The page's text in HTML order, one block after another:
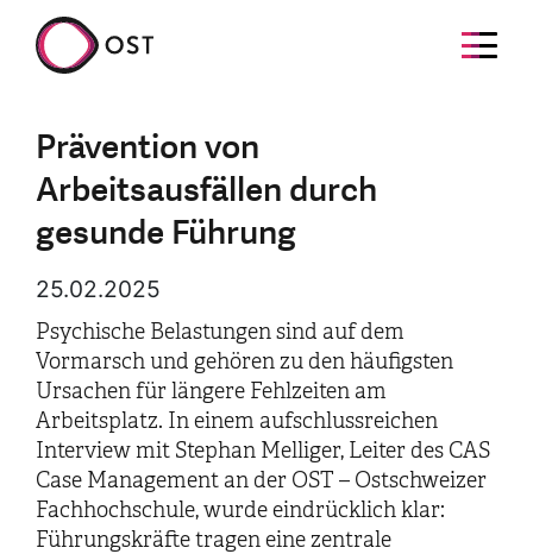
Prävention von
Arbeitsausfällen durch
gesunde Führung
25.02.2025
Psychische Belastungen sind auf dem
Vormarsch und gehören zu den häufigsten
Ursachen für längere Fehlzeiten am
Arbeitsplatz. In einem aufschlussreichen
Interview mit Stephan Melliger, Leiter des CAS
Case Management an der OST – Ostschweizer
Fachhochschule, wurde eindrücklich klar:
Führungskräfte tragen eine zentrale